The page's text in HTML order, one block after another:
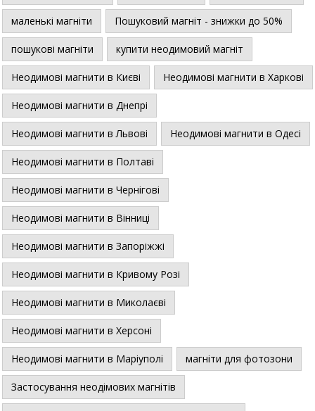
маленькі магніти Пошуковий магніт - знижки до 50%
пошукові магніти купити неодимовий магніт
Неодимові магнити в Києві Неодимові магнити в Харкові
Неодимові магнити в Днепрі
Неодимові магнити в Львові Неодимові магнити в Одесі
Неодимові магнити в Полтаві
Неодимові магнити в Чернігові
Неодимові магнити в Вінниці
Неодимові магнити в Запоріжжі
Неодимові магнити в Кривому Розі
Неодимові магнити в Миколаєві
Неодимові магнити в Херсоні
Неодимові магнити в Маріуполі магніти для фотозони
Застосування неодімових магнітів